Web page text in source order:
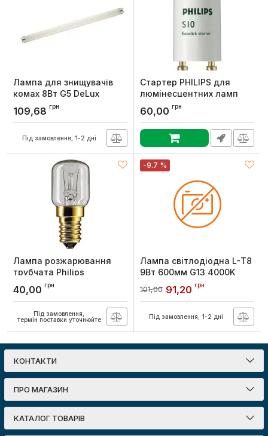
Лампа для знищувачів
комах 8Вт G5 DeLux
Артикул:10086506
109,68 грн
Під замовлення, 1-2 дні
Стартер PHILIPS для
люмінесцентних ламп
для одиночної схеми S10
4-65W SIN 220-240V WH
EUR/1000
928392220229
60,00 грн
Лампа розжарювання
трубчата Philips
Appliance 15W E14 230-
240V T25 CL RF 1CT
40,00 грн
Під замовлення,
термін поставки уточнюйте
-9.7 %
Лампа світлодіодна L-Т8
9Вт 600мм G13 4000K
16-43-05
101,00 91,20 грн
Під замовлення, 1-2 дні
КОНТАКТИ
ПРО МАГАЗИН
КАТАЛОГ ТОВАРІВ